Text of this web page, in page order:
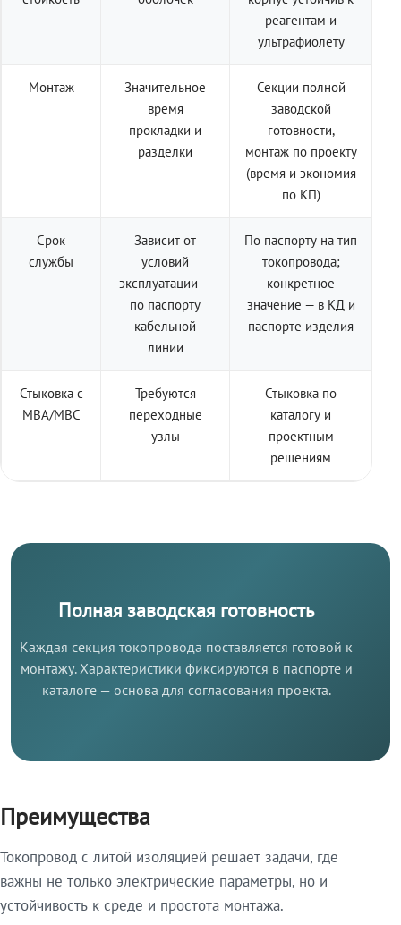
реагентам и
ультрафиолету
Монтаж
Значительное
время
прокладки и
разделки
Секции полной
заводской
готовности,
монтаж по проекту
(время и экономия
по КП)
Срок
службы
Зависит от
условий
эксплуатации —
по паспорту
кабельной
линии
По паспорту на тип
токопровода;
конкретное
значение — в КД и
паспорте изделия
Стыковка с
МВА/МВС
Требуются
переходные
узлы
Стыковка по
каталогу и
проектным
решениям
Полная заводская готовность
Каждая секция токопровода поставляется готовой к
монтажу. Характеристики фиксируются в паспорте и
каталоге — основа для согласования проекта.
Преимущества
Токопровод с литой изоляцией решает задачи, где
важны не только электрические параметры, но и
устойчивость к среде и простота монтажа.